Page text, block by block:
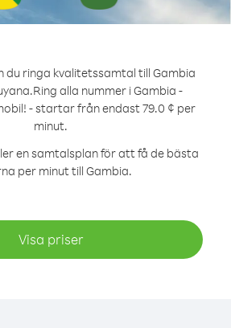
du ringa kvalitetssamtal till Gambia
Ring alla nummer i Gambia -
- startar från endast 79.0 ¢ per
minut.
en samtalsplan för att få de bästa
per minut till Gambia.
Visa priser